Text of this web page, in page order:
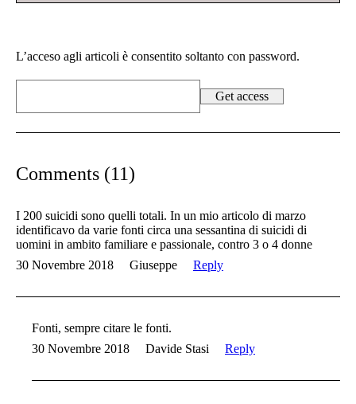
L’acceso agli articoli è consentito soltanto con password.
Comments (11)
I 200 suicidi sono quelli totali. In un mio articolo di marzo
identificavo da varie fonti circa una sessantina di suicidi di
uomini in ambito familiare e passionale, contro 3 o 4 donne
30 Novembre 2018
Giuseppe Reply
Fonti, sempre citare le fonti.
30 Novembre 2018
Davide Stasi Reply